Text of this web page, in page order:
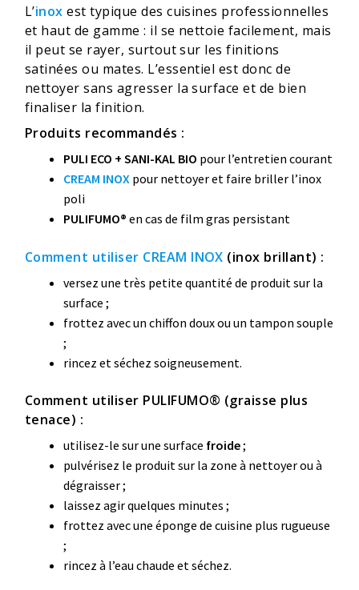
L’inox est typique des cuisines professionnelles
et haut de gamme : il se nettoie facilement, mais
il peut se rayer, surtout sur les finitions
satinées ou mates. L’essentiel est donc de
nettoyer sans agresser la surface et de bien
finaliser la finition.
Produits recommandés :
PULI ECO + SANI-KAL BIO pour l’entretien courant
CREAM INOX pour nettoyer et faire briller l’inox
poli
PULIFUMO® en cas de film gras persistant
Comment utiliser CREAM INOX (inox brillant) :
versez une très petite quantité de produit sur la
surface ;
frottez avec un chiffon doux ou un tampon souple
;
rincez et séchez soigneusement.
Comment utiliser PULIFUMO® (graisse plus
tenace) :
utilisez-le sur une surface froide;
pulvérisez le produit sur la zone à nettoyer ou à
dégraisser ;
laissez agir quelques minutes ;
frottez avec une éponge de cuisine plus rugueuse
;
rincez à l’eau chaude et séchez.